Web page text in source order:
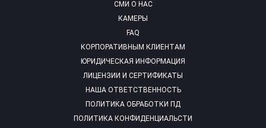
СМИ О НАС
КАМЕРЫ
FAQ
КОРПОРАТИВНЫМ КЛИЕНТАМ
ЮРИДИЧЕСКАЯ ИНФОРМАЦИЯ
ЛИЦЕНЗИИ И СЕРТИФИКАТЫ
НАША ОТВЕТСТВЕННОСТЬ
ПОЛИТИКА ОБРАБОТКИ ПД
ПОЛИТИКА КОНФИДЕНЦИАЛЬСТИ